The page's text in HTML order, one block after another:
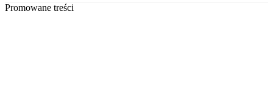
Promowane treści